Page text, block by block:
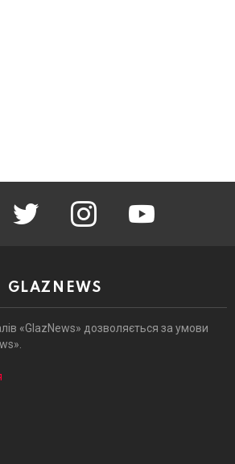
twitter instagram
GLAZNEWS
«GlazNews» дозволяється за умови